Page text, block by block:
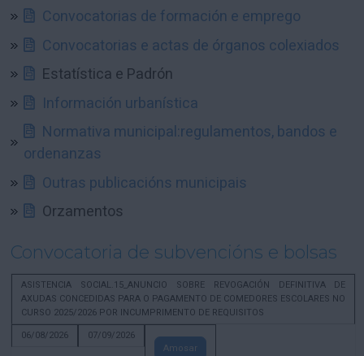
Convocatorias de formación e emprego
Convocatorias e actas de órganos colexiados
Estatística e Padrón
Información urbanística
Normativa municipal:regulamentos, bandos e
ordenanzas
Outras publicacións municipais
Orzamentos
Convocatoria de subvencións e bolsas
ASISTENCIA SOCIAL.15_ANUNCIO SOBRE REVOGACIÓN DEFINITIVA DE
AXUDAS CONCEDIDAS PARA O PAGAMENTO DE COMEDORES ESCOLARES NO
CURSO 2025/2026 POR INCUMPRIMENTO DE REQUISITOS
06/08/2026
07/09/2026
Amosar